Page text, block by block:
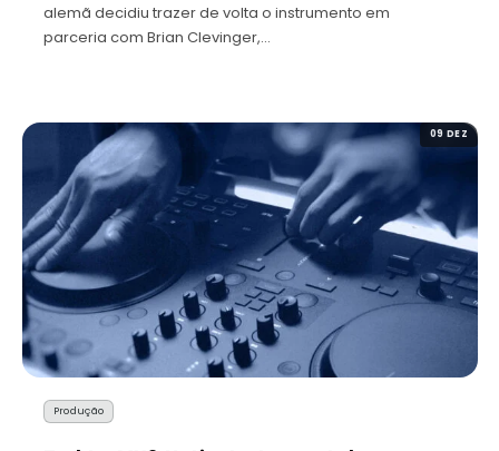
alemã decidiu trazer de volta o instrumento em
parceria com Brian Clevinger,…
09 DEZ
Produção